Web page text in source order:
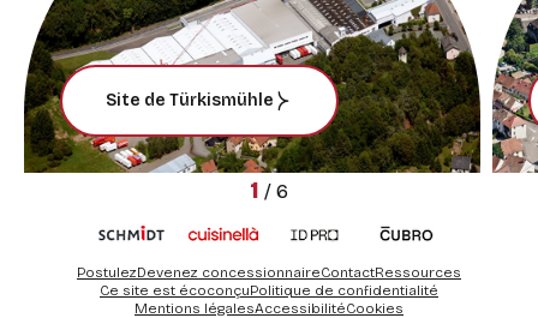
1 / 6
Site de Türkismühle
PostulezDevenez concessionnaireContactRessources
Ce site est écoconçuPolitique de confidentialité
Mentions légalesAccessibilitéCookies